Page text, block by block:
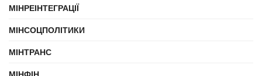
МІНРЕІНТЕГРАЦІЇ
МІНСОЦПОЛІТИКИ
МІНТРАНС